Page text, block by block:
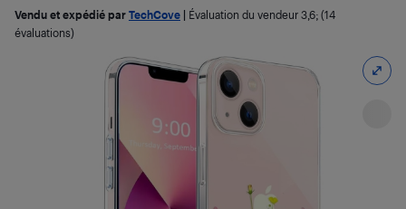
Vendu et expédié par TechCove Évaluation du vendeur 3,6; (14
évaluations)